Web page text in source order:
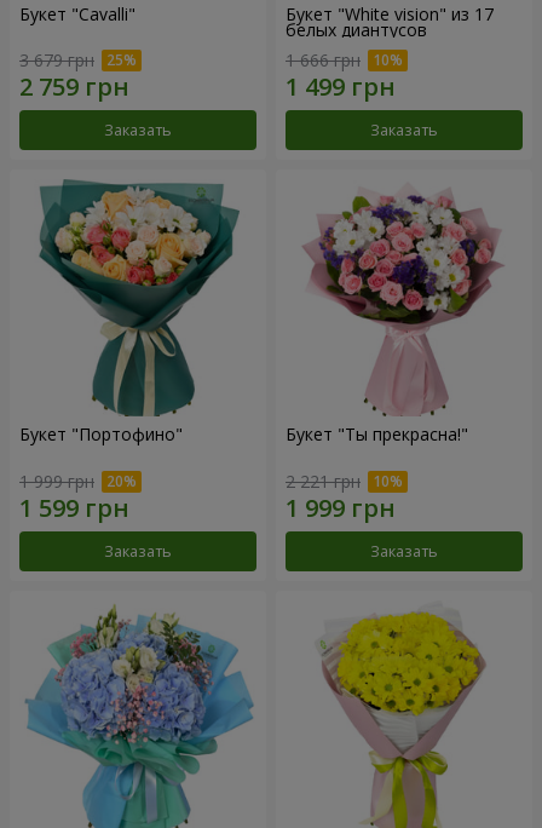
Букет "Cаvalli"
3 679 грн
Заказать
Букет "White vision" из 17
белых диантусов
1 666 грн
Заказать
Букет "Портофино"
1 999 грн
Заказать
Букет "Ты прекрасна!"
2 221 грн
Заказать